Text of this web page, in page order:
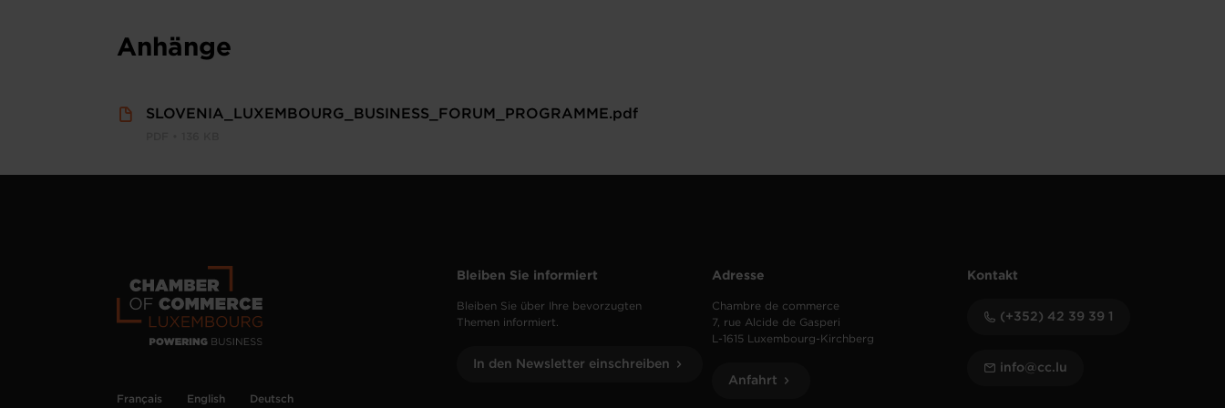
Anhänge
SLOVENIA_LUXEMBOURG_BUSINESS_FORUM_PROGRAMME.pdf
Français English Deutsch
Bleiben Sie informiert
Bleiben Sie über Ihre bevorzugten
Themen informiert.
In den Newsletter einschreiben
Adresse
Chambre de commerce
7, rue Alcide de Gasperi
L-1615 Luxembourg-Kirchberg
Anfahrt
Kontakt
(+352) 42 39 39 1
info@cc.lu